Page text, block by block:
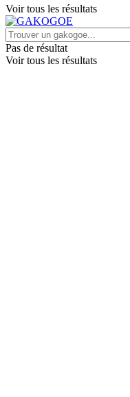
Voir tous les résultats
Pas de résultat
Voir tous les résultats